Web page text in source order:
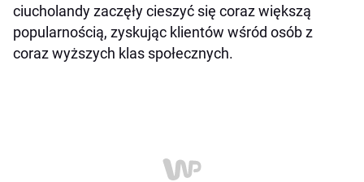
ciucholandy zaczęły cieszyć się coraz większą
popularnością, zyskując klientów wśród osób z
coraz wyższych klas społecznych.